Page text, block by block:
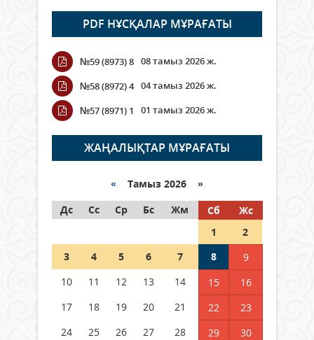
Open Air: Қызылорда облысы
полиция департаменті 20
мыңнан астам көрерменнің
қауіпсіздігін қамтамасыз етті
06 тамыз 2026 ж.
Wi-Fi ҚАБЫРҒА АРҚЫЛЫ ҚАЛАЙ
ӨТЕДІ?
06 тамыз 2026 ж. 259
граждане Казахстана,
05 тамыз 2026 ж. 141
Шетелде жүрген Қазақстан
азаматтары қалай дауыс бере
PDF НҰСҚАЛАР МҰРАҒАТЫ
№59 (8973) 8 08 тамыз 2026 ж.
№58 (8972) 4 04 тамыз 2026 ж.
№57 (8971) 1
01 тамыз 2026 ж.
ЖАҢАЛЫҚТАР МҰРАҒАТЫ
« Тамыз 2026 »
Дс
Сс Ср Бс Жм Сб
Жс
1
2
3
4 5 6 7 8
9
10
11 12 13 14 15
16
17
18 19 20 21 22
23
24
25 26 27 28 29
30